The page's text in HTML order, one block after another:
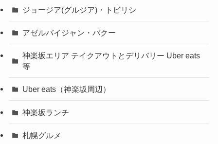
ジョージア(グルジア)・トビリシ
アゼルバイジャン・バクー
神楽坂エリア テイクアウトとデリバリー Uber eats
等
Uber eats（神楽坂周辺）
神楽坂ランチ
札幌グルメ